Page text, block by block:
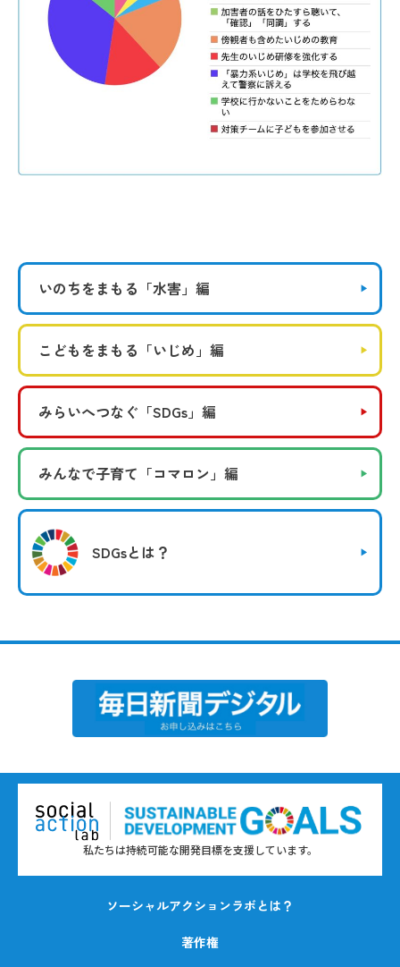
いのちをまもる 「水害」編
こどもをまもる 「いじめ」編
みらいへつなぐ 「SDGs」編
みんなで子育て 「コマロン」編
SDGsとは？
私たちは持続可能な開発目標を支援しています。
ソーシャルアクションラボとは？
著作権